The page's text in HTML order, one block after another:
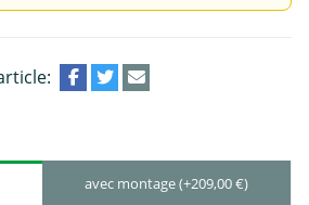
avec montage (+209,00 €)